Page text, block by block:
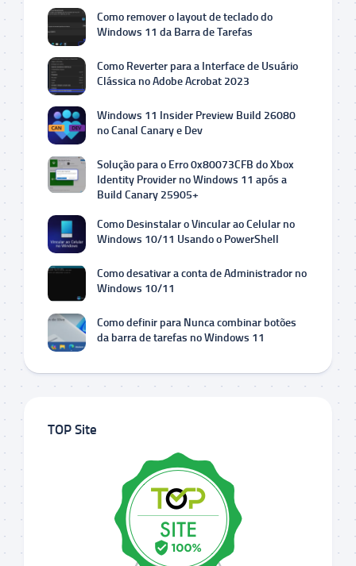
Como remover o layout de teclado do
Windows 11 da Barra de Tarefas
Como Reverter para a Interface de Usuário
Clássica no Adobe Acrobat 2023
Windows 11 Insider Preview Build 26080
no Canal Canary e Dev
Solução para o Erro 0x80073CFB do Xbox
Identity Provider no Windows 11 após a
Build Canary 25905+
Como Desinstalar o Vincular ao Celular no
Windows 10/11 Usando o PowerShell
Como desativar a conta de Administrador no
Windows 10/11
Como definir para Nunca combinar botões
da barra de tarefas no Windows 11
TOP Site